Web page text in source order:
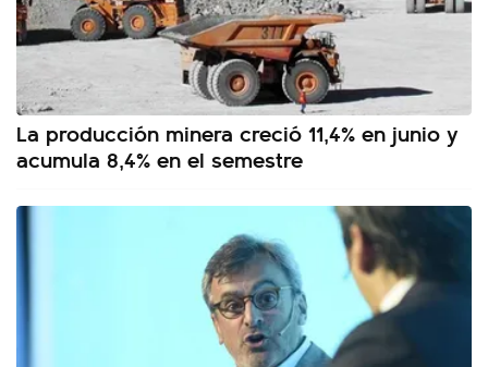
La producción minera creció 11,4% en junio y
acumula 8,4% en el semestre